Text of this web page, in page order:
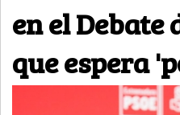
en el Debate
que espera